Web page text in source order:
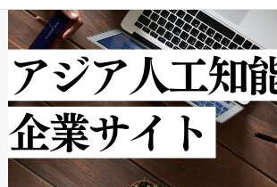
クルの各段階のデー
[…]
で向上し、最大検知
ットだけで最大1キ
ルの変電所周囲を監
作業と点群処理を簡
Avia 2は、2種類の